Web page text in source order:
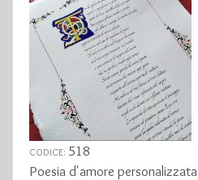
CODICE: 518
Poesia d'amore personalizzata